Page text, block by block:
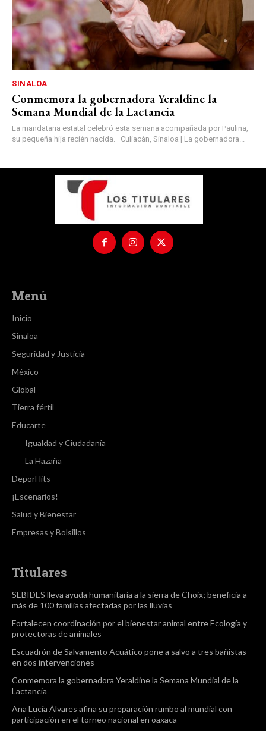
SINALOA
Conmemora la gobernadora Yeraldine la
Semana Mundial de la Lactancia
La mandataria estatal celebró esta semana acompañada por Paulina,
su pequeña hija recién nacida. Culiacán, Sinaloa | La gobernadora...
Menú
Inicio
Sinaloa
Seguridad y Justicia
México
Global
Tierra fértil
Educarte
Igualdad y Ciudadanía
La Hazaña
DeporHits
¡Escenarios!
Salud y Bienestar
Empresas y Bolsillos
Titulares
SEBIDES lleva ayuda humanitaria a la sierra de Choix; beneficia a
más de 100 familias afectadas por las lluvias
Fortalecen coordinación por el bienestar animal entre Ecología y
protectoras de animales
Escuadrón de Salvamento Acuático pone a salvo a tres bañistas
en dos intervenciones
Conmemora la gobernadora Yeraldine la Semana Mundial de la
Lactancia
Ana Lucía Álvares afina su preparación rumbo al mundial con
participación en el torneo nacional en oaxaca